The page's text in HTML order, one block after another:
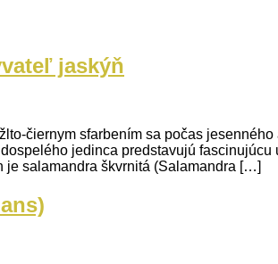
jaskýň
čiernym sfarbením sa počas
jedinca predstavujú
je salamandra škvrnitá (Salamandra […]